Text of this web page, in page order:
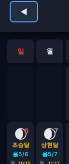
◀
일 월
6
🌒
초승달
음5/6
뜸
7
🌒
상현달
음5/7
뜸